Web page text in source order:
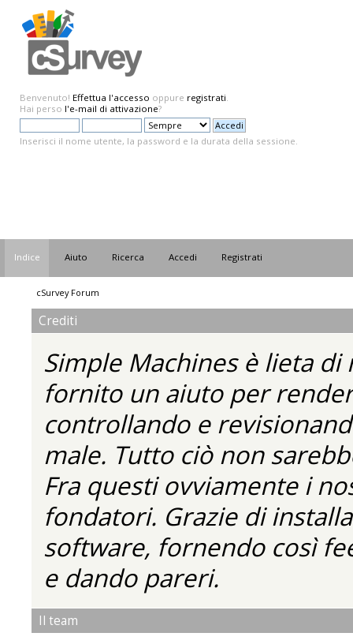
Benvenuto! Effettua l'accesso oppure registrati.
Hai perso l'e-mail di attivazione?
Inserisci il nome utente, la password e la durata della sessione.
Indice Aiuto Ricerca Accedi Registrati
cSurvey Forum
Crediti
Simple Machines è lieta
fornito un aiuto per
controllando e
male. Tutto ciò non
Fra questi ovviamente i
fondatori. Grazie di
software, fornendo così
e dando pareri.
Il team